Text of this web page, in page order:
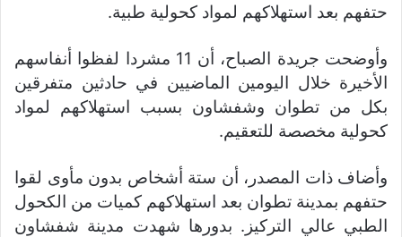
حتفهم بعد استهلاكهم لمواد كحولية طبية.
وأوضحت جريدة الصباح، أن 11 مشردا لفظوا أنفاسهم
الأخيرة خلال اليومين الماضيين في حادثين متفرقين
بكل من تطوان وشفشاون بسبب استهلاكهم لمواد
كحولية مخصصة للتعقيم.
وأضاف ذات المصدر، أن ستة أشخاص بدون مأوى لقوا
حتفهم بمدينة تطوان بعد استهلاكهم كميات من الكحول
الطبي عالي التركيز. بدورها شهدت مدينة شفشاون